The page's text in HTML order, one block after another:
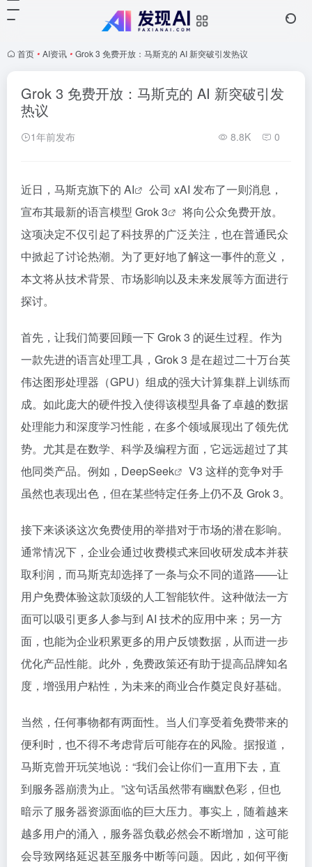
首页 • AI资讯 • Grok 3 免费开放：马斯克的 AI 新突破引发热议
Grok 3 免费开放：马斯克的 AI 新突破引发
热议
1年前发布 8.8K 0
近日，马斯克旗下的 AI
公司 xAI 发布了一则消息，
宣布其最新的语言模型 Grok 3
将向公众免费开放。
这项决定不仅引起了科技界的广泛关注，也在普通民众
中掀起了讨论热潮。为了更好地了解这一事件的意义，
本文将从技术背景、市场影响以及未来发展等方面进行
探讨。
首先，让我们简要回顾一下 Grok 3 的诞生过程。作为
一款先进的语言处理工具，Grok 3 是在超过二十万台英
伟达图形处理器（GPU）组成的强大计算集群上训练而
成。如此庞大的硬件投入使得该模型具备了卓越的数据
处理能力和深度学习性能，在多个领域展现出了领先优
势。尤其是在数学、科学及编程方面，它远远超过了其
他同类产品。例如， DeepSeek
V3 这样的竞争对手
虽然也表现出色，但在某些特定任务上仍不及 Grok 3。
接下来谈谈这次免费使用的举措对于市场的潜在影响。
通常情况下，企业会通过收费模式来回收研发成本并获
取利润，而马斯克却选择了一条与众不同的道路——让
用户免费体验这款顶级的人工智能软件。这种做法一方
面可以吸引更多人参与到 AI 技术的应用中来；另一方
面，也能为企业积累更多的用户反馈数据，从而进一步
优化产品性能。此外，免费政策还有助于提高品牌知名
度，增强用户粘性，为未来的商业合作奠定良好基础。
当然，任何事物都有两面性。当人们享受着免费带来的
便利时，也不得不考虑背后可能存在的风险。据报道，
马斯克曾开玩笑地说：“我们会让你们一直用下去，直
到服务器崩溃为止。”这句话虽然带有幽默色彩，但也
暗示了服务器资源面临的巨大压力。事实上，随着越来
越多用户的涌入，服务器负载必然会不断增加，这可能
会导致网络延迟甚至服务中断等问题。因此，如何平衡